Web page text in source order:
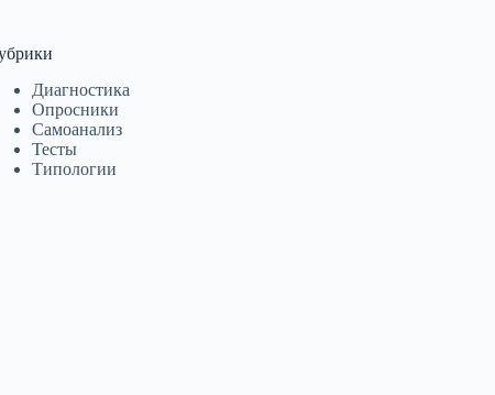
Диагностика
Опросники
Самоанализ
Тесты
Типологии